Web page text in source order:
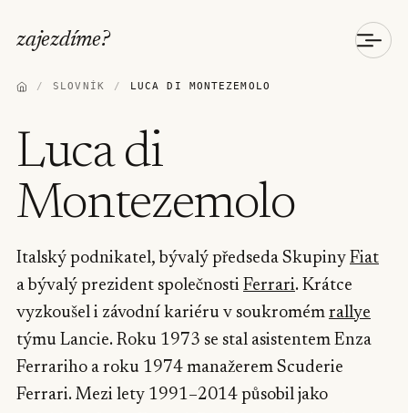
zajezdíme?
/ SLOVNÍK / LUCA DI MONTEZEMOLO
Luca di
Montezemolo
Italský podnikatel, bývalý předseda Skupiny Fiat
a bývalý prezident společnosti Ferrari. Krátce
vyzkoušel i závodní kariéru v soukromém rallye
týmu Lancie. Roku 1973 se stal asistentem Enza
Ferrariho a roku 1974 manažerem Scuderie
Ferrari. Mezi lety 1991–2014 působil jako